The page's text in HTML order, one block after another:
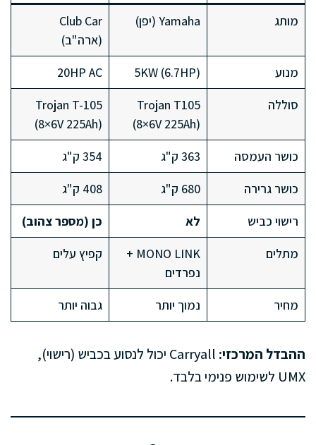
מותג Yamaha (יפן)
Club Car
(ארה"ב)
מנוע
5KW (6.7HP)
20HP AC
סוללה
Trojan T105
(8×6V 225Ah)
Trojan T-105
(8×6V 225Ah)
כושר העמסה
363 ק"ג
354 ק"ג
כושר גרירה
680 ק"ג
408 ק"ג
רישוי כביש
לא
כן (מספר צהוב)
מתלים
MONO LINK +
נפרדים
קפיץ עלים
מחיר נמוך יותר גבוה יותר
ההבדל המרכזי:
Carryall יכול לנסוע בכביש (רישוי),
UMX לשימוש פנימי בלבד.